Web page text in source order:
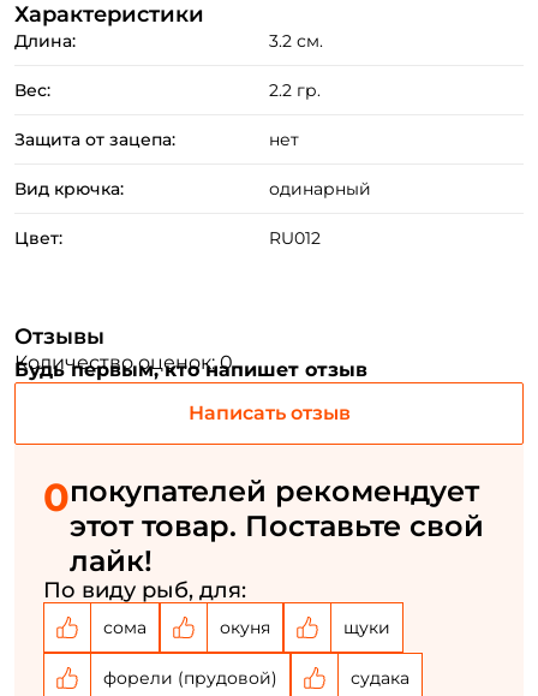
Характеристики
Длина: 3.2 см.
Вес: 2.2 гр.
Защита от зацепа: нет
Вид крючка: одинарный
Цвет: RU012
Отзывы
Количество оценок: 0
Будь первым, кто напишет отзыв
Написать отзыв
0покупателей рекомендует
этот товар. Поставьте свой
лайк!
По виду рыб, для:
сома окуня щуки
форели (прудовой) судака
Создать аккаунт
ФИО: *
Номер телефона: *
Придумайте пароль: *
Повторите пароль: *
Заполняя данную форму вы соглашаетесь на обработку
персональных данных
Создать аккаунт
У меня уже есть аккаунт